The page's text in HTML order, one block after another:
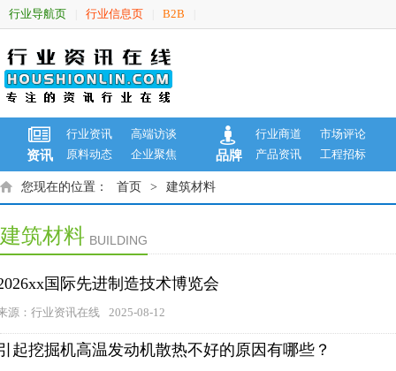
行业导航页 行业信息页 B2B
资讯
行业资讯
高端访谈
原料动态
企业聚焦 品牌
行业商道
市场评论
产品资讯
工程招标
您现在的位置： 首页 > 建筑材料
建筑材料 BUILDING
国际先进制造技术博览会
源：行业资讯在线 2025-08-12
起挖掘机高温发动机散热不好的原因有哪些？